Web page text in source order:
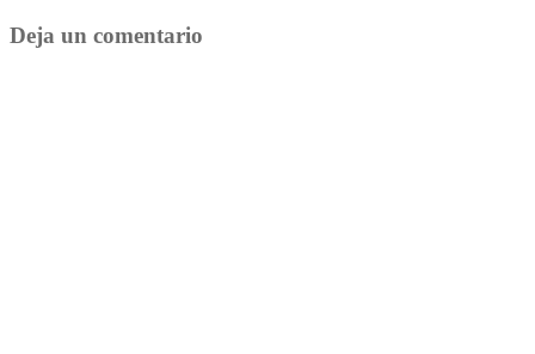
Deja un comentario